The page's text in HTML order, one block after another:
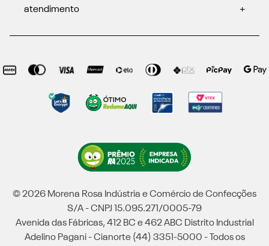
atendimento
+
© 2026 Morena Rosa Indústria e Comércio de Confecções
S/A - CNPJ 15.095.271/0005-79
Avenida das Fábricas, 412 BC e 462 ABC Distrito Industrial
Adelino Pagani - Cianorte (44) 3351-5000 - Todos os